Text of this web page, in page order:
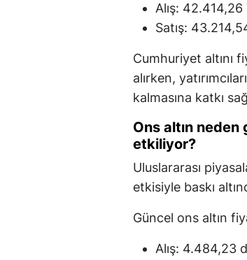
Alış: 42.414,26
Satış:
Cumhuriyet altını
alırken,
kalmasına katkı
Ons altın neden
etkiliyor?
Uluslararası
etkisiyle baskı
Güncel ons altın
Alış: 4.484,23